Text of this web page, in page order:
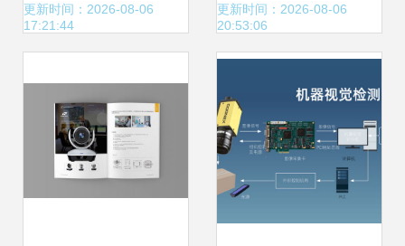
套生产线与PET椰
业制造商
更新时间：2026-08-06
17:21:44
认知，赋能行业未
来
更新时间：2026-08-06
20:53:06